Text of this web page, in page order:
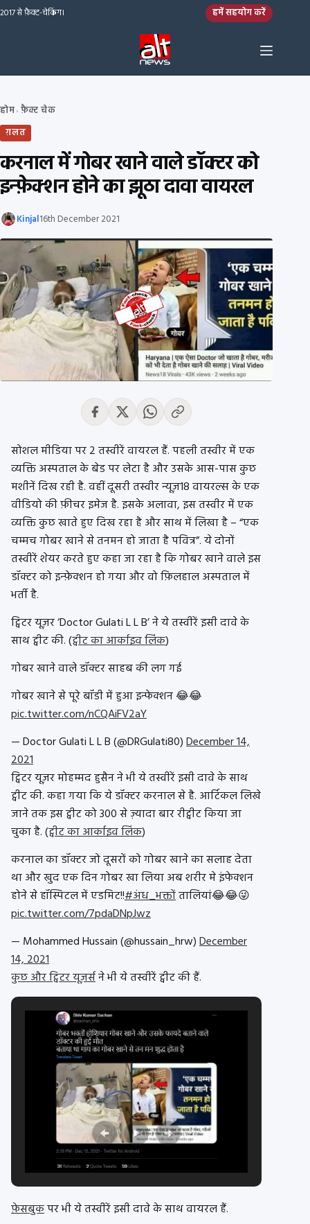
Skip to content
2017 से फ़ैक्ट-चेकिंग। हमें सहयोग करें
होम› फ़ैक्ट चेक
ग़लत
करनाल में गोबर खाने वाले डॉक्टर को
इन्फ़ेक्शन होने का झूठा दावा वायरल
Kinjal16th December 2021
सोशल मीडिया पर 2 तस्वीरें वायरल हैं. पहली तस्वीर में एक
व्यक्ति अस्पताल के बेड पर लेटा है और उसके आस-पास कुछ
मशीनें दिख रही है. वहीं दूसरी तस्वीर न्यूज़18 वायरल्स के एक
वीडियो की फ़ीचर इमेज है. इसके अलावा, इस तस्वीर में एक
व्यक्ति कुछ खाते हुए दिख रहा है और साथ में लिखा है – “एक
चम्मच गोबर खाने से तनमन हो जाता है पवित्र”. ये दोनों
तस्वीरें शेयर करते हुए कहा जा रहा है कि गोबर खाने वाले इस
डॉक्टर को इन्फ़ेक्शन हो गया और वो फ़िलहाल अस्पताल में
भर्ती है.
ट्विटर यूज़र ‘Doctor Gulati L L B’ ने ये तस्वीरें इसी दावे के
साथ ट्वीट की. (ट्वीट का आर्काइव लिंक)
गोबर खाने वाले डॉक्टर साहब की लग गई
गोबर खाने से पूरे बॉडी में हुआ इन्फेक्शन 😂😂
pic.twitter.com/nCQAiFV2aY
— Doctor Gulati L L B (@DRGulati80)December 14,
2021
ट्विटर यूज़र मोहम्मद हुसैन ने भी ये तस्वीरें इसी दावे के साथ
ट्वीट की. कहा गया कि ये डॉक्टर करनाल से है. आर्टिकल लिखे
जाने तक इस ट्वीट को 300 से ज़्यादा बार रीट्वीट किया जा
चुका है. (ट्वीट का आर्काइव लिंक)
करनाल का डॉक्टर जो दूसरों को गोबर खाने का सलाह देता
था और खुद एक दिन गोबर खा लिया अब शरीर मे इंफेक्शन
होने से हॉस्पिटल में एडमिट!!#अंध_भक्तोंतालियां😂😂😜
pic.twitter.com/7pdaDNpJwz
— Mohammed Hussain (@hussain_hrw)December
14, 2021
कुछ और ट्विटर यूज़र्सने भी ये तस्वीरें ट्वीट की हैं.
फ़ेसबुकपर भी ये तस्वीरें इसी दावे के साथ वायरल हैं.